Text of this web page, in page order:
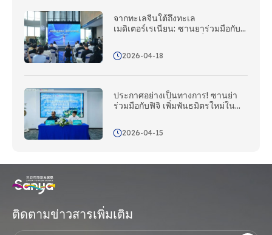
จากทะเลจีนใต้ถึงทะเล
เมดิเตอร์เรเนียน: ซานยาร่วมมือกับ
อิตาลี; สถานี Silk Road เปิดตัวใน
วันนี้2026-04-18
ประกาศอย่างเป็นทางการ! ซานย่า
ร่วมมือกับฟิจิ เพิ่มพันธมิตรใหม่ใน
ระหว่างประเทศ!
2026-04-15
ติดตามข่าวสารเพิ่มเติม